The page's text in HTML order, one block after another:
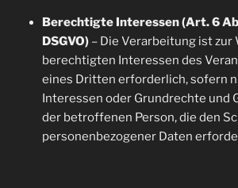
Berechtigte Interessen (Art. 6
DSGVO)– Die Verarbeitung ist zur
berechtigten Interessen des
eines Dritten erforderlich, sofern
Interessen oder Grundrechte und
der betroffenen Person, die den
personenbezogener Daten